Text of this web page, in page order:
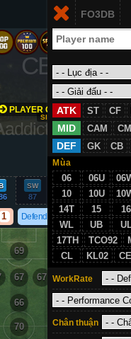
VN
FO3DB
ATK ST CF
MID CAM CM
DEF GK CB
Mùa
06 06U
10
10U
14T
15 16
WL
UB
17TH
TCO92
CL
KL02
WorkRate
Chân thuận
PLAYER GROWTH
SIMULATION
addict.com
CB/86
VS
SW
87
GK
23
1 Defend 3
69
64
67
67
66
66
70